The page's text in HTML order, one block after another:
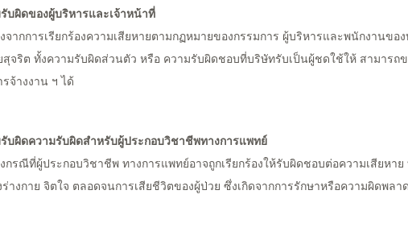
บผิดของผู้บริหารและเจ้าหน้าที่
จากการเรียกร้องความเสียหายตามกฏหมายของกรรมการ ผู้บริหารและพนักงานขอ
จริต ทั้งความรับผิดส่วนตัว หรือ ความรับผิดชอบที่บริษัทรับเป็นผู้ชดใช้ให้ สามารถ
จ้างงาน ฯ ได้
บผิดความรับผิดสำหรับผู้ประกอบวิชาชีพทางการแพทย์
กรณีที่ผู้ประกอบวิชาชีพ ทางการแพทย์อาจถูกเรียกร้องให้รับผิดชอบต่อความเสียห
างกาย จิตใจ ตลอดจนการเสียชีวิตของผู้ป่วย ซึ่งเกิดจากการรักษาหรือความผิดพลา